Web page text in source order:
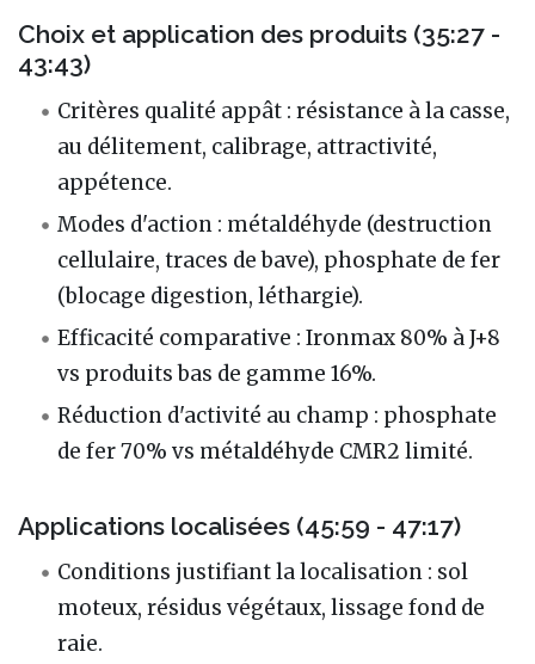
Choix et application des produits (35:27 -
43:43)
Critères qualité appât : résistance à la casse,
au délitement, calibrage, attractivité,
appétence.
Modes d'action : métaldéhyde (destruction
cellulaire, traces de bave), phosphate de fer
(blocage digestion, léthargie).
Efficacité comparative : Ironmax 80% à J+8
vs produits bas de gamme 16%.
Réduction d'activité au champ : phosphate
de fer 70% vs métaldéhyde CMR2 limité.
Applications localisées (45:59 - 47:17)
Conditions justifiant la localisation : sol
moteux, résidus végétaux, lissage fond de
raie.